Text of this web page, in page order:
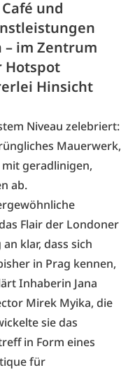
und
– im Zentrum
Hotspot
Hinsicht
Niveau zelebriert:
Mauerwerk,
geradlinigen,
ab.
Flair der Londoner
klar, dass sich
in Prag kennen,
Inhaberin Jana
Mirek Myika, die
sie das
in Form eines
für